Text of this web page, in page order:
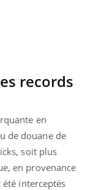
records
en
de douane de
soit plus
en provenance
interceptés